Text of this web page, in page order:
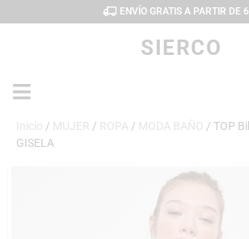
ENVÍO GRATIS A PARTIR DE
SIERCO
Inicio / MUJER / ROPA / MODA BAÑO / TOP
GISELA